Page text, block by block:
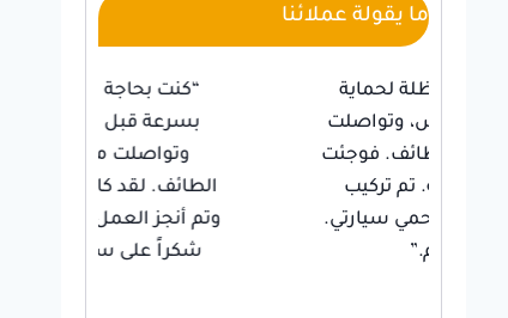
ما يقولة عملائنا
“كنت بحاجة إلى دهان منزلي
بسرعة قبل قدوم الضيوف،
وتواصلت مع عامل دهان
الطائف. لقد كان متعاون للغاية
وتم أنجز العمل في وقت قياسي.
شكراً على سرعته ومهارته.”